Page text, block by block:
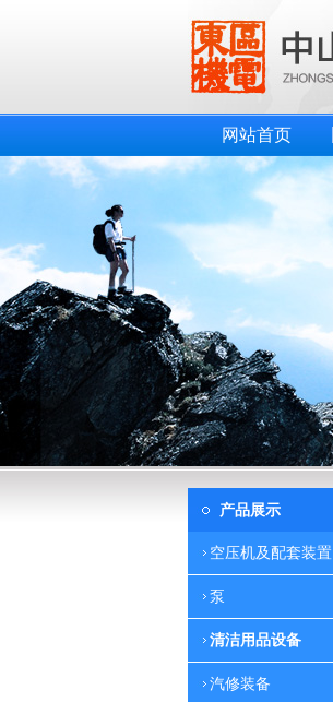
网站首页
产品展示
空压机及配套装置
泵
清洁用品设备
汽修装备